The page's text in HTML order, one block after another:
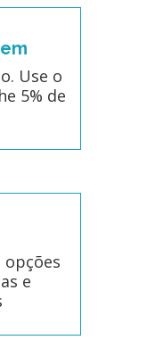
Use o
5% de
opções
e